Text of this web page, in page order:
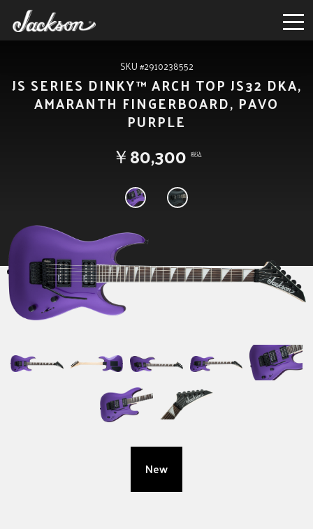
SKU #2910238552
JS SERIES DINKY™ ARCH TOP JS32 DKA,
AMARANTH FINGERBOARD, PAVO
PURPLE
￥80,300 税込
New